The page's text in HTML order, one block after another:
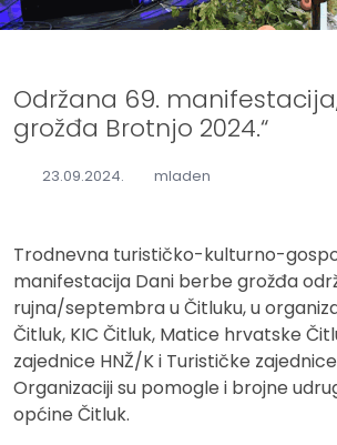
Održana 69.
grožđa Brotnjo 2024.“
23.09.2024. mladen
Trodnevna turističko-kulturno-
manifestacija Dani berbe grožđa
rujna/septembra u Čitluku, u
Čitluk, KIC Čitluk, Matice hrvatske
zajednice HNŽ/K i Turističke
Organizaciji su pomogle i brojne
općine Čitluk.